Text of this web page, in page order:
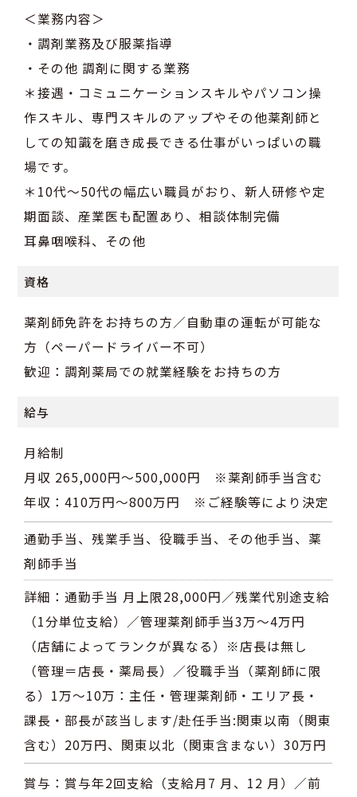
＜業務内容＞
・調剤業務及び服薬指導
・その他 調剤に関する業務
＊接遇・コミュニケーションスキルやパソコン操
作スキル、専門スキルのアップやその他薬剤師と
しての知識を磨き成長できる仕事がいっぱいの職
場です。
＊10代～50代の幅広い職員がおり、新人研修や定
期面談、産業医も配置あり、相談体制完備
耳鼻咽喉科、その他
資格
薬剤師免許をお持ちの方／自動車の運転が可能な
方（ペーパードライバー不可）
歓迎：調剤薬局での就業経験をお持ちの方
給与
月給制
月収 265,000円～500,000円 ※薬剤師手当含む
年収：410万円～800万円 ※ご経験等により決定
通勤手当、残業手当、役職手当、その他手当、薬
剤師手当
詳細：通勤手当 月上限28,000円／残業代別途支給
（1分単位支給）／管理薬剤師手当3万～4万円
（店舗によってランクが異なる）※店長は無し
（管理＝店長・薬局長）／役職手当（薬剤師に限
る）1万～10万：主任・管理薬剤師・エリア長・
課長・部長が該当します/赴任手当:関東以南（関東
含む）20万円、関東以北（関東含まない）30万円
賞与：賞与年2回支給（支給月7 月、12 月）／前